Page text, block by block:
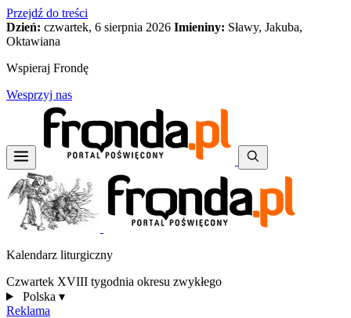
Przejdź do treści
Dzień: czwartek, 6 sierpnia 2026 Imieniny: Sławy, Jakuba,
Oktawiana
Wspieraj Frondę
Wesprzyj nas
Kalendarz liturgiczny
Czwartek XVIII tygodnia okresu zwykłego
Polska ▾
Reklama